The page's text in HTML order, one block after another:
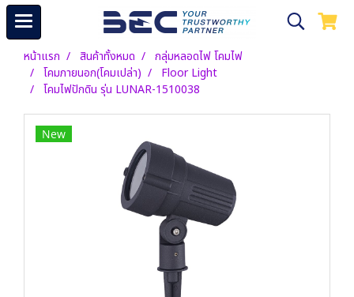
หน้าแรก สินค้าทั้งหมด
กลุ่มหลอดไฟ โคมไฟ
โคมภายนอก(โคมเปล่า)
Floor Light
โคมไฟปักดิน รุ่น LUNAR-1510038
New